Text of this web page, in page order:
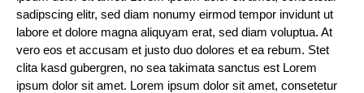
sadipscing elitr, sed diam nonumy eirmod tempor invidunt ut
labore et dolore magna aliquyam erat, sed diam voluptua. At
vero eos et accusam et justo duo dolores et ea rebum. Stet
clita kasd gubergren, no sea takimata sanctus est Lorem
ipsum dolor sit amet. Lorem ipsum dolor sit amet, consetetur